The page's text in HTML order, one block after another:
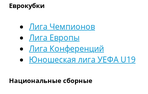
Еврокубки
Лига Чемпионов
Лига Европы
Лига Конференций
Юношеская лига УЕФА U19
Национальные сборные